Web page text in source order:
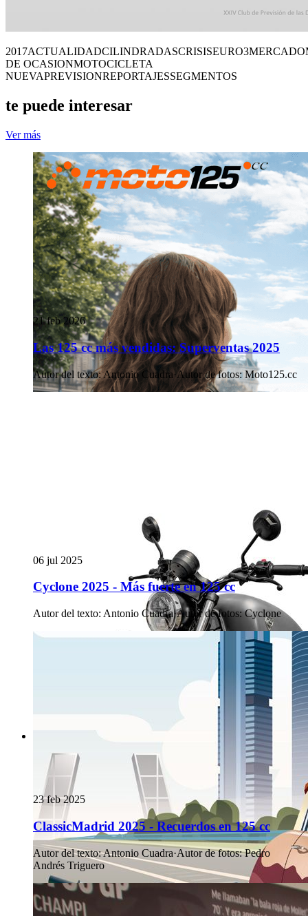
2017ACTUALIDADCILINDRADASCRISISEURO3MERCADO
DE OCASIONMOTOCICLETA
NUEVAPREVISIONREPORTAJESSEGMENTOS
te puede interesar
Ver más
21 feb 2026
Las 125 cc más vendidas: Superventas 2025
Autor del texto:Antonio Cuadra·Autor de fotos: Moto125.cc
06 jul 2025
Cyclone 2025 - Más fuerte en 125 cc
Autor del texto: Antonio Cuadra·Autor de fotos: Cyclone
23 feb 2025
ClassicMadrid 2025 - Recuerdos en 125 cc
Autor del texto:Antonio Cuadra·Autor de fotos: Pedro
Andrés Triguero